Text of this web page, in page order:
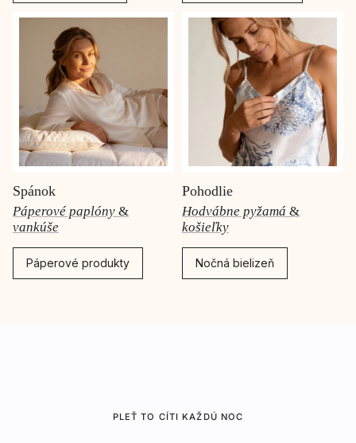
Spánok
Páperové paplóny &
vankúše
Páperové produkty
Pohodlie
Hodvábne pyžamá &
košieľky
Nočná bielizeň
PLEŤ TO CÍTI KAŽDÚ NOC